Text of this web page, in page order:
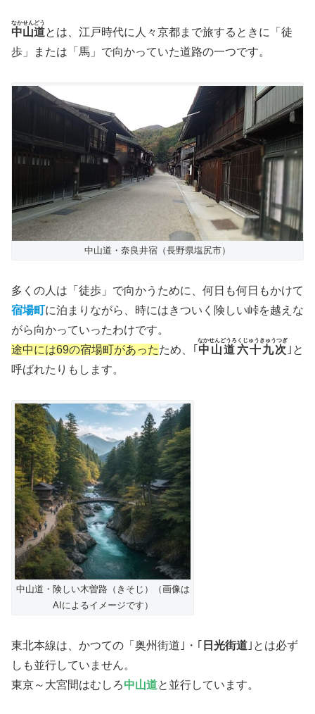
中山道
なかせんどう
とは、江戸時代に人々京都まで旅するときに「徒
歩」または「馬」で向かっていた道路の一つです。
中山道・奈良井宿（長野県塩尻市）
多くの人は「徒歩」で向かうために、何日も何日もかけて
宿場町に泊まりながら、時にはきついく険しい峠を越えな
がら向かっていったわけです。
途中には69の宿場町があったため、｢ 中山道六十九次
なかせんどうろくじゅうきゅうつぎ
｣と
呼ばれたりもします。
中山道・険しい木曽路（きそじ）（画像は
AIによるイメージです）
東北本線は、かつての「奥州街道｣・｢ 日光街道 ｣とは必ず
しも並行していません。
東京～大宮間はむしろ中山道と並行しています。